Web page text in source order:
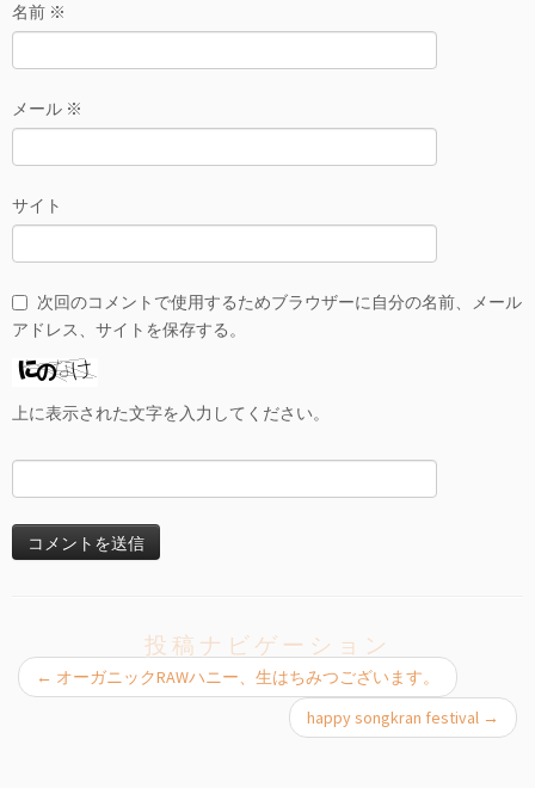
名前 ※
メール ※
サイト
次回のコメントで使用するためブラウザーに自分の名前、メール
アドレス、サイトを保存する。
上に表示された文字を入力してください。
投稿ナビゲーション
← オーガニックRAWハニー、生はちみつございます。
happy songkran festival →